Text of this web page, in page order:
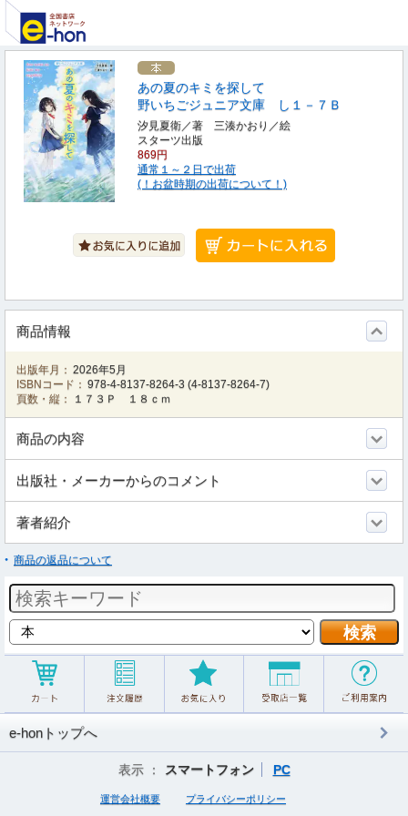
あの夏のキミを探して
野いちごジュニア文庫 し１－７Ｂ
汐見夏衛／著 三湊かおり／絵
スターツ出版
869円
通常１～２日で出荷
(！お盆時期の出荷について！)
商品情報
出版年月： 2026年5月
ISBNコード： 978-4-8137-8264-3 (4-8137-8264-7)
頁数・縦：
１７３Ｐ １８ｃｍ
商品の内容
出版社・メーカーからのコメント
著者紹介
商品の返品について
e-honトップへ
表示 ： スマートフォン PC
運営会社概要 プライバシーポリシー